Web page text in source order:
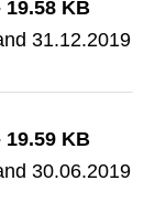
19.58 KB
31.12.2019
19.59 KB
30.06.2019